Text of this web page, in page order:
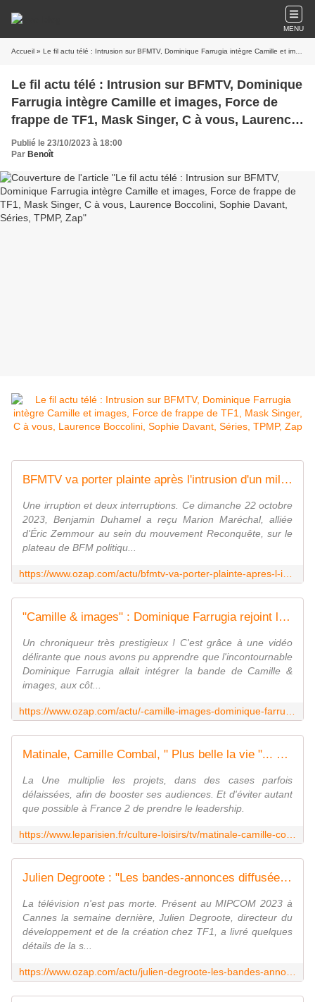
MENU
Accueil » Le fil actu télé : Intrusion sur BFMTV, Dominique Farrugia intègre Camille et images, Force de frappe de TF1, Mask Singer, C à vous, Laurence Boccolini, Sophie Davant, Séries, TPMP, Zap
Le fil actu télé : Intrusion sur BFMTV, Dominique
Farrugia intègre Camille et images, Force de
frappe de TF1, Mask Singer, C à vous, Laurence
Boccolini, Sophie Davant, Séries, TPMP, Zap
Publié le 23/10/2023 à 18:00
Par Benoît
BFMTV va porter plainte après l'intrusion d'un militant écologiste sur le plateau de "BFM politique" pendant l'interview de Marion Maréchal
Une irruption et deux interruptions. Ce dimanche 22 octobre
2023, Benjamin Duhamel a reçu Marion Maréchal, alliée
d'Éric Zemmour au sein du mouvement Reconquête, sur le
plateau de BFM politiqu...
"Camille & images" : Dominique Farrugia rejoint la bande de Camille Combal sur TF1
Un chroniqueur très prestigieux ! C'est grâce à une vidéo
délirante que nous avons pu apprendre que l'incontournable
Dominique Farrugia allait intégrer la bande de Camille &
images, aux côt...
Matinale, Camille Combal, " Plus belle la vie "... Comment TF 1 veut repartir à l'offensive
La Une multiplie les projets, dans des cases parfois
délaissées, afin de booster ses audiences. Et d'éviter autant
que possible à France 2 de prendre le leadership.
Julien Degroote : "Les bandes-annonces diffusées sur TF1 nous permettent encore de toucher 30 millions de personnes en 10 jours"
La télévision n'est pas morte. Présent au MIPCOM 2023 à
Cannes la semaine dernière, Julien Degroote, directeur du
développement et de la création chez TF1, a livré quelques
détails de la s...